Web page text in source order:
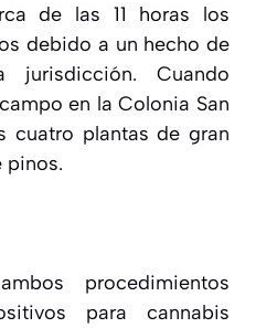
de las 11 horas los
debido a un hecho de
Cuando
en la Colonia San
cuatro plantas de gran
pinos.
procedimientos
para cannabis